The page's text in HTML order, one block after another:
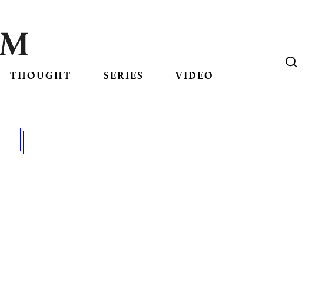
THOUGHT SERIES VIDEO